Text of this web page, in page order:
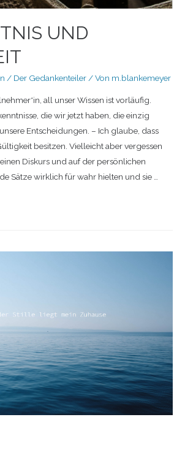
UND
/ Der Gedankenteiler / Von m.blankemeyer
all unser Wissen ist vorläufig.
die wir jetzt haben, die einzig
Entscheidungen. – Ich glaube, dass
besitzen. Vielleicht aber vergessen
Diskurs und auf der persönlichen
Sätze wirklich für wahr hielten und sie …